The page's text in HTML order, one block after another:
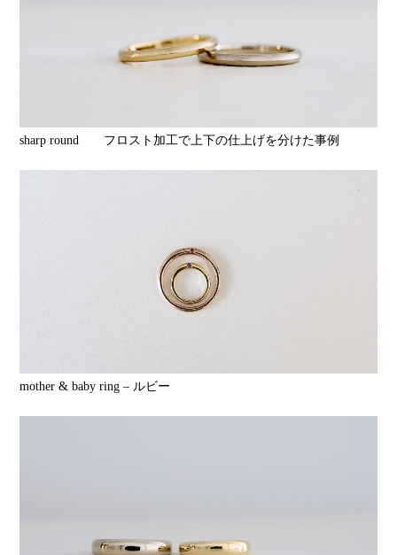
sharp round フロスト加工で上下の仕上げを分けた事例
mother & baby ring – ルビー